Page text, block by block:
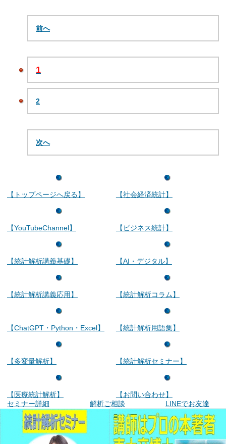
前へ
1
2
次へ
【トップページへ戻る】
【YouTubeChannel】
【統計解析講義基礎】
【統計解析講義応用】
【ChatGPT・Python・Excel】
【多変量解析】
【医療統計解析】
【社会経済統計】
【ビジネス統計】
【AI・デジタル】
【統計解析コラム】
【統計解析用語集】
【統計解析セミナー】
【お問い合わせ】
セミナー詳細
解析ご相談 LINEでお友達